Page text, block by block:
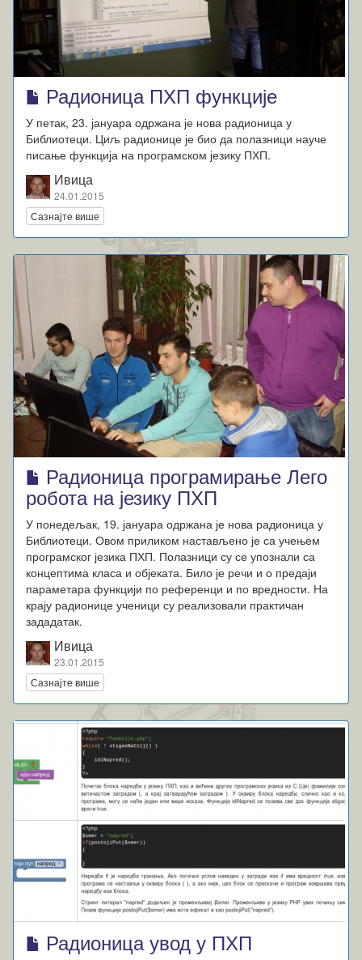
Радионица ПХП функције
У петак, 23. јануара одржана је нова радионица у
Библиотеци. Циљ радионице је био да полазници науче
писање функција на програмском језику ПХП.
Ивица
24.01.2015
Сазнајте више
Радионица програмирање Лего
робота на језику ПХП
У понедељак, 19. јануара одржана је нова радионица у
Библиотеци. Овом приликом настављено је са учењем
програмског језика ПХП. Полазници су се упознали са
концептима класа и објеката. Било је речи и о предаји
параметара функцији по референци и по вредности. На
крају радионице ученици су реализовали практичан
зададатак.
Ивица
23.01.2015
Сазнајте више
Радионица увод у ПХП